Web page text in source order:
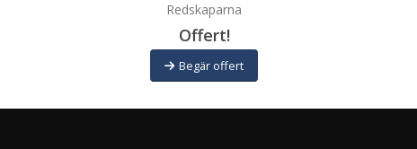
Redskaparna
Offert!
Begär offert